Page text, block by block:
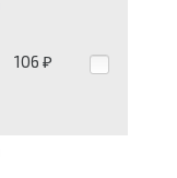
106 ₽